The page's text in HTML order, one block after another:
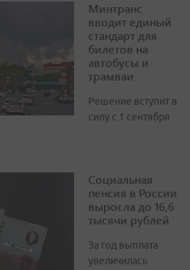
Минтранс
вводит единый
стандарт для
билетов на
автобусы и
трамваи
Решение вступит в
силу с 1 сентября
Социальная
пенсия в России
выросла до 16,6
тысячи рублей
За год выплата
увеличилась